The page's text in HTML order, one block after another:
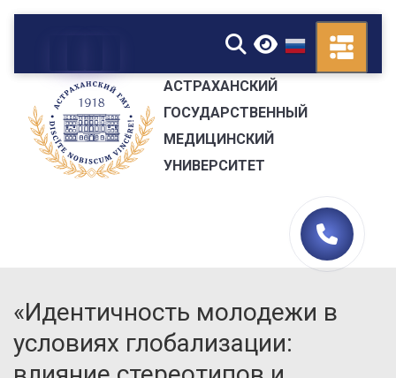
▼
АСТРАХАНСКИЙ
ГОСУДАРСТВЕННЫЙ
МЕДИЦИНСКИЙ
УНИВЕРСИТЕТ
«Идентичность молодежи в
условиях глобализации: